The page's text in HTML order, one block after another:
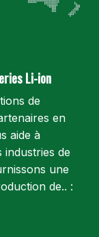
Li-ion
de
en
aide à
industries de
une
de.. :